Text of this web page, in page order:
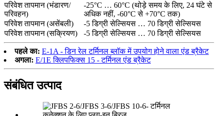
परिवेश तापमान (भंडारण/
परिवहन)
-25°C … 60°C (थोड़े समय के लिए, 24 घंटे से
अधिक नहीं, -60°C से +70°C तक)
परिवेश तापमान (असेंबली)
-5 डिग्री सेल्सियस … 70 डिग्री सेल्सियस
परिवेश तापमान (सक्रियण)
-5 डिग्री सेल्सियस … 70 डिग्री सेल्सियस
पहले का: E-1A - डिन रेल टर्मिनल ब्लॉक में उपयोग होने वाला एंड ब्रैकेट
अगला: E/1E क्लिपफिक्स 15 - टर्मिनल एंड ब्रैकेट
संबंधित उत्पाद